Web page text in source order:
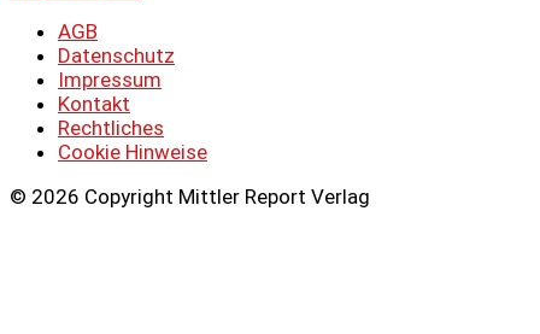
AGB
Datenschutz
Impressum
Kontakt
Rechtliches
Cookie Hinweise
© 2026 Copyright Mittler Report Verlag